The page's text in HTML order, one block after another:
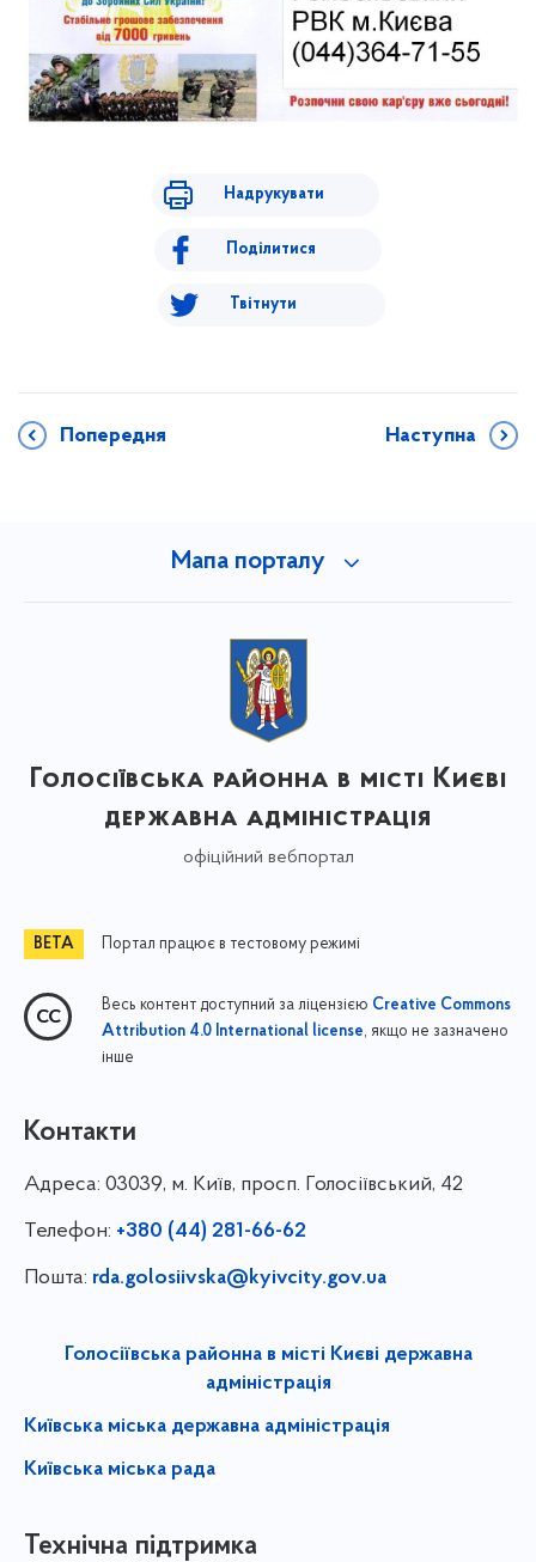
Надрукувати
Поділитися
Твітнути
Попередня Наступна
Мапа порталу
Голосіївська районна в місті Києві
державна адміністрація
офіційний вебпортал
Портал працює в тестовому режимі
Весь контент доступний за ліцензією Creative Commons
Attribution 4.0 International license, якщо не зазначено
інше
Контакти
Адреса: 03039, м. Київ, просп. Голосіївський, 42
Телефон: +380 (44) 281-66-62
Пошта: rda.golosiivska@kyivcity.gov.ua
Голосіївська районна в місті Києві державна
адміністрація
Київська міська державна адміністрація
Київська міська рада
Технічна підтримка